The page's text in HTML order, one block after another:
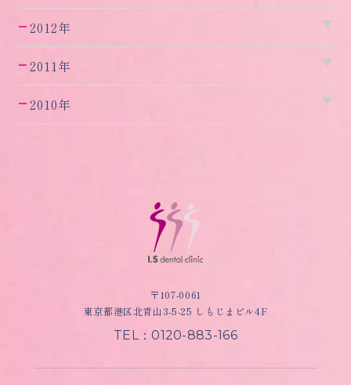
2012年
2011年
2010年
〒107-0061
東京都港区北青山3-5-25 しもじまビル4F
TEL：0120-883-166